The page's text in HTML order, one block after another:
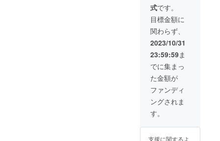
いま
す。 交
通費参
考価格
※起点は
岡山駅
※1km5
0円計算
になり
ます
例)15k
mの場
合は750
円、往
スペー
ををい
ただく
可能性
もござ
いま
す。 交
通費参
考価格
※起点は
岡山駅
※1km5
0円計算
になり
ます
合は750
円、往
室を避
ける
為、男
性への
訪問の
は、お
断りし
ており
ます。
別途交
通費や
宿泊費
可能性
もござ
公共の
場以外
や第三
者が不
在の面
会など
は、 対
応不可
能とさ
せてい
ただい
ており
ます。
限
（2024
て頂き
ます。
（希望
者の
み） ・
Live配
信での
CM風ス
ポン
サー企
業紹介
（Live
配信
こ
してい
ま
す⸜(๑’ᵕ’
๑)⸝ （会
社でも
個人で
も大歓
迎で
す） ー
初期投
資特
典ー ・
各マル
ント時
式です。
目標金額に
関わらず、
2023/10/31
23:59:59ま
でに集まっ
た金額が
ファンディ
ングされま
す。
支援に関するよ